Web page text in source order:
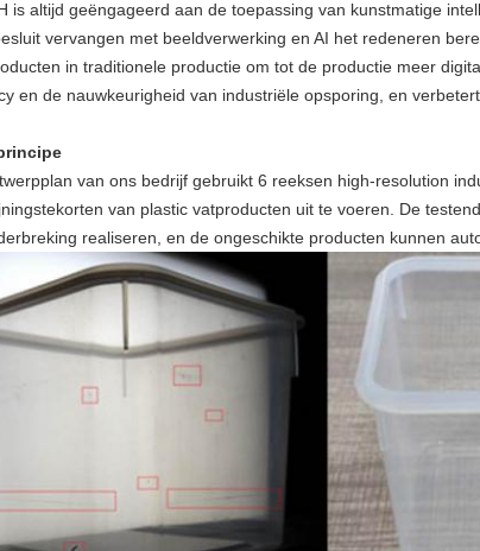
is altijd geëngageerd aan de toepassing van kunstmatige
vervangen met beeldverwerking en AI het redeneren
in traditionele productie om tot de productie meer
en de nauwkeurigheid van industriële opsporing, en
van ons bedrijf gebruikt 6 reeksen high-resolution
van plastic vatproducten uit te voeren. De
realiseren, en de ongeschikte producten kunnen